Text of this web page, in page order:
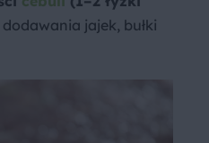
jajek, bułki